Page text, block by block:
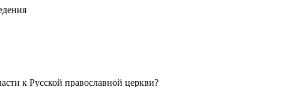
к Русской православной церкви?